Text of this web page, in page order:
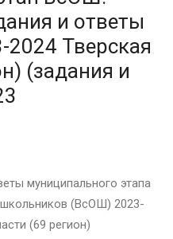
и ответы
2024 Тверская
(задания и
муниципального этапа
(ВсОШ) 2023-
(69 регион)